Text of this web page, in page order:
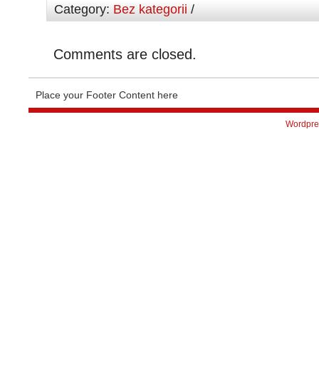
Category: Bez kategorii /
Comments are closed.
Place your Footer Content here